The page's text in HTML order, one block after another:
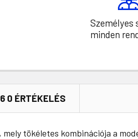
Személyes
minden
0 ÉRTÉKELÉS
tökéletes kombinációja a